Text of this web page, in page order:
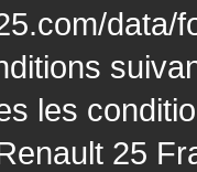
data/
les
25